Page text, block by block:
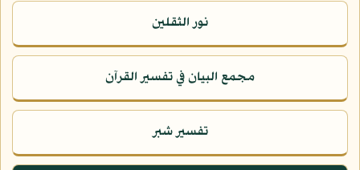
نور الثقلين
مجمع البيان في تفسير القرآن
تفسير شبر